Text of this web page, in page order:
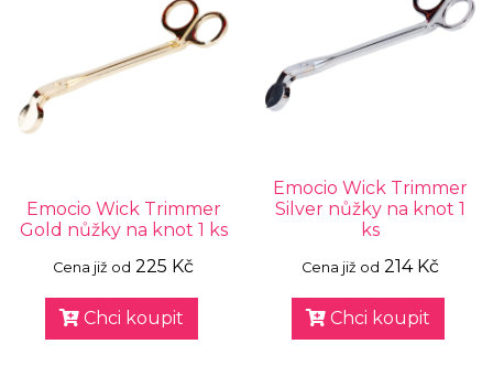
Emocio Wick Trimmer
Gold nůžky na knot 1 ks
Cena již od 225 Kč
Chci koupit
Emocio Wick Trimmer
Silver nůžky na knot 1
ks
Cena již od 214 Kč
Chci koupit